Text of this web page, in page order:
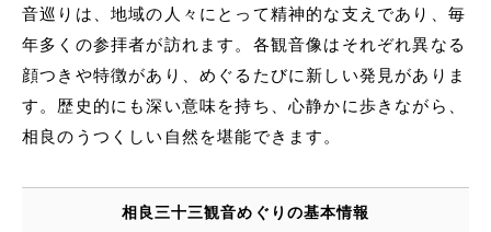
音巡りは、地域の人々にとって精神的な支えであり、毎
年多くの参拝者が訪れます。各観音像はそれぞれ異なる
顔つきや特徴があり、めぐるたびに新しい発見がありま
す。歴史的にも深い意味を持ち、心静かに歩きながら、
相良のうつくしい自然を堪能できます。
相良三十三観音めぐりの基本情報